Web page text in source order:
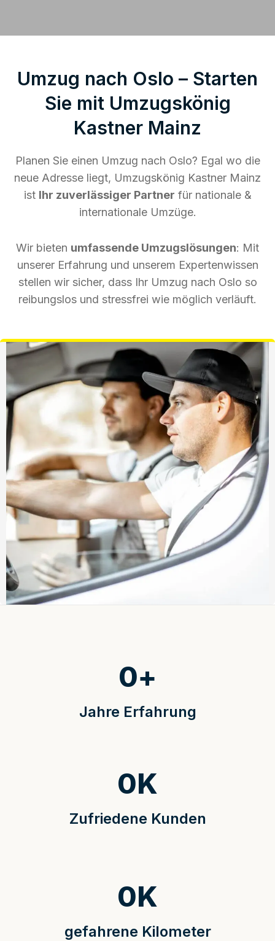
Umzug nach Oslo – Starten
Sie mit Umzugskönig
Kastner Mainz
Planen Sie einen Umzug nach Oslo? Egal wo die
neue Adresse liegt, Umzugskönig Kastner Mainz
ist Ihr zuverlässiger Partner für nationale &
internationale Umzüge.
Wir bieten umfassende Umzugslösungen: Mit
unserer Erfahrung und unserem Expertenwissen
stellen wir sicher, dass Ihr Umzug nach Oslo so
reibungslos und stressfrei wie möglich verläuft.
Jahre Erfahrung
0+
Zufriedene Kunden
0K
gefahrene Kilometer
0K